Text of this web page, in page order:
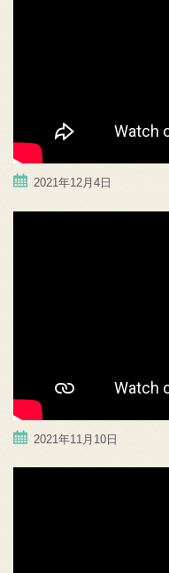
2021年12月4日
2021年11月10日